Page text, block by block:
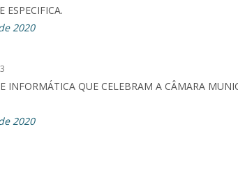
ESPECIFICA.
2020
QUE CELEBRAM A CÂMARA
2020